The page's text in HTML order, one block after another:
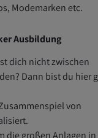
Modemarken etc.
Ausbildung
dich nicht zwischen
Dann bist du hier
von
die großen Anlagen in